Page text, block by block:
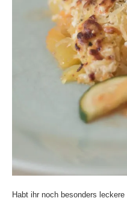
Habt ihr noch besonders